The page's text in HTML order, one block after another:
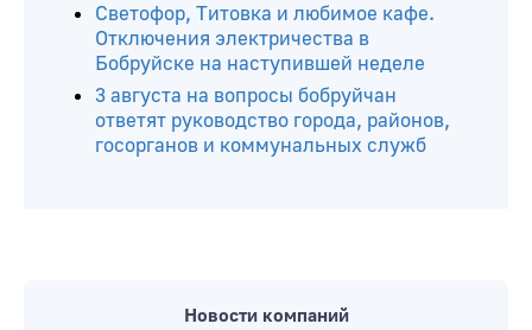
Светофор, Титовка и любимое кафе.
Отключения электричества в
Бобруйске на наступившей неделе
3 августа на вопросы бобруйчан
ответят руководство города, районов,
госорганов и коммунальных служб
Новости компаний